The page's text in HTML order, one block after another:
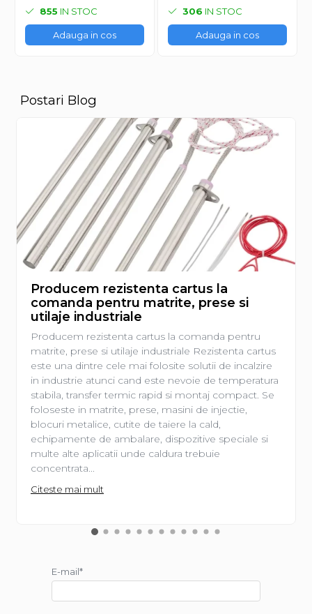
855 IN STOC
Adauga in cos
306 IN STOC
Adauga in cos
Postari Blog
Producem rezistenta cartus la
comanda pentru matrite, prese si
utilaje industriale
Producem rezistenta cartus la comanda pentru
matrite, prese si utilaje industriale Rezistenta cartus
este una dintre cele mai folosite solutii de incalzire
in industrie atunci cand este nevoie de temperatura
stabila, transfer termic rapid si montaj compact. Se
foloseste in matrite, prese, masini de injectie,
blocuri metalice, cutite de taiere la cald,
echipamente de ambalare, dispozitive speciale si
multe alte aplicatii unde caldura trebuie
concentrata...
Citeste mai mult
E-mail*